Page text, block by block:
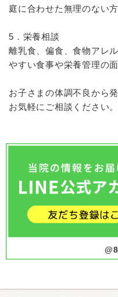
庭に合わせた無理のない
5．栄養相談
離乳食、偏食、食物アレ
やすい食事や栄養管理の
お子さまの体調不良から
お気軽にご相談ください。